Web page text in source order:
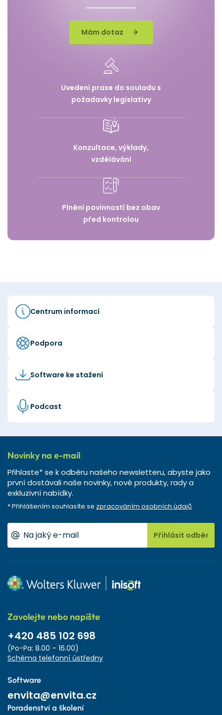
Mám dotaz
Uvedení praxe do souladu s
požadavky legislativy
Konzultace, výklady,
vzdělávání
Plnění povinností bez obav
před kontrolou
Centrum informací
Podpora
Software ke stažení
Podcast
Novinky na e-mail
Přihlaste* se k odběru našeho newsletteru, abyste jako
první dostávali naše novinky, nové produkty, rady a
exkluzivní nabídky.
* Přihlášením souhlasíte se zpracováním osobních údajů.
Přihlásit odběr
Zavolejte nebo napište
+420 485 102 698
(Po-Pa: 8.00 – 16.00)
Schéma telefonní ústředny
Software
envita@envita.cz
Poradenství a školení